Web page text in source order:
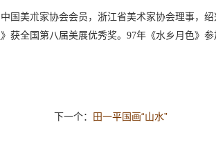
国美朮家协会会员，浙江省美术家协会理事，绍
获全国第八届美展优秀奖。97年《水乡月色》
下一个： 田一平国画“山水”